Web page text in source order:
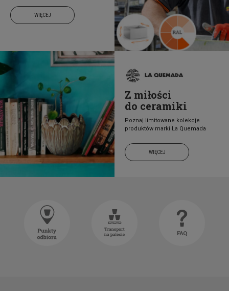
WIĘCEJ
Z miłości
do ceramiki
Poznaj limitowane kolekcje
produktów marki La Quemada
WIĘCEJ